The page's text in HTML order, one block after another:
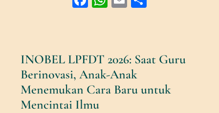
INOBEL LPFDT 2026: Saat Guru
Berinovasi, Anak-Anak
Menemukan Cara Baru untuk
Mencintai Ilmu